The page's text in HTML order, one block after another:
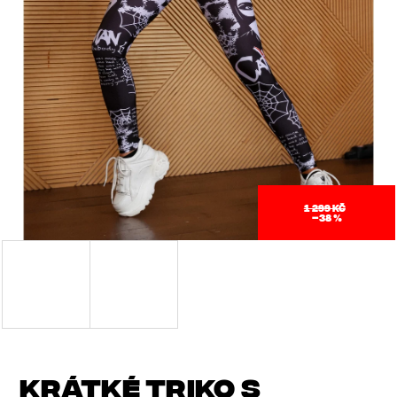
KRÁTKÉ TRIKO S
1 299 KČ
–38 %
J
E
T
E
N
A
Í